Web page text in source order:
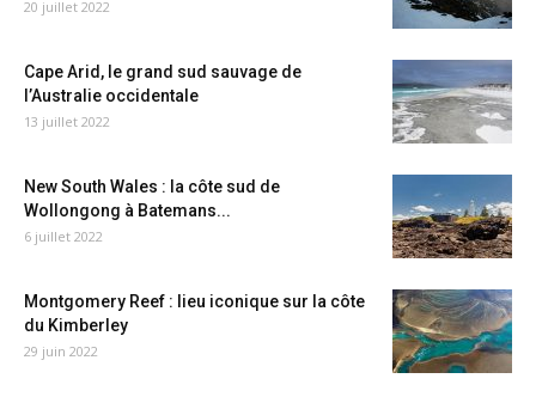
20 juillet 2022
Cape Arid, le grand sud sauvage de
l’Australie occidentale
13 juillet 2022
New South Wales : la côte sud de
Wollongong à Batemans...
6 juillet 2022
Montgomery Reef : lieu iconique sur la côte
du Kimberley
29 juin 2022